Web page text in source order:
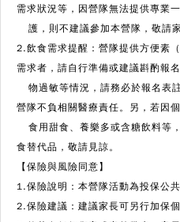
需求狀況等，因營隊無法提供專業
護，則不建議參加本營隊，敬請家
2.飲食需求提醒：營隊提供方便素
需求者，請自行準備或建議斟酌報
物過敏等情況，請務必於報名表
營隊不負相關醫療責任。另，若因
食用甜食、養樂多或含糖飲料等
食替代品，敬請見諒。
【保險與風險同意】
1.保險說明：本營隊活動為投保公共
2.保險建議：建議家長可另行加保個